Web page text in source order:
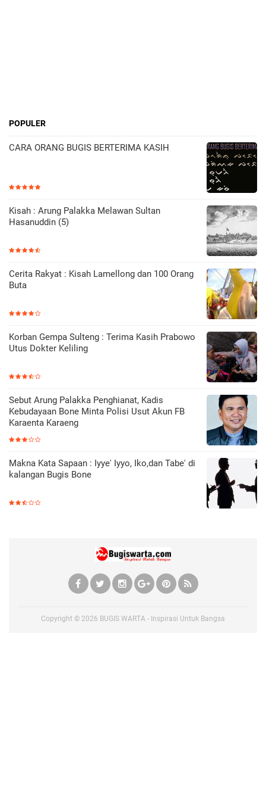
POPULER
CARA ORANG BUGIS BERTERIMA KASIH
Kisah : Arung Palakka Melawan Sultan
Hasanuddin (5)
Cerita Rakyat : Kisah Lamellong dan 100 Orang
Buta
Korban Gempa Sulteng : Terima Kasih Prabowo
Utus Dokter Keliling
Sebut Arung Palakka Penghianat, Kadis
Kebudayaan Bone Minta Polisi Usut Akun FB
Karaenta Karaeng
Makna Kata Sapaan : Iyye' Iyyo, Iko,dan Tabe' di
kalangan Bugis Bone
Copyright © 2026 BUGIS WARTA - Inspirasi Untuk Bangsa